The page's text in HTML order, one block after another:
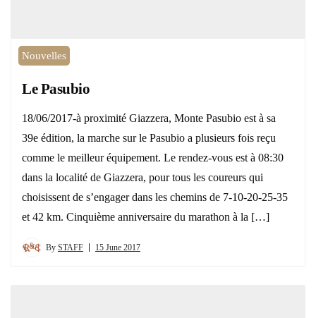
Nouvelles
Le Pasubio
18/06/2017-à proximité Giazzera, Monte Pasubio est à sa
39e édition, la marche sur le Pasubio a plusieurs fois reçu
comme le meilleur équipement. Le rendez-vous est à 08:30
dans la localité de Giazzera, pour tous les coureurs qui
choisissent de s’engager dans les chemins de 7-10-20-25-35
et 42 km. Cinquième anniversaire du marathon à la […]
By STAFF 15 June 2017